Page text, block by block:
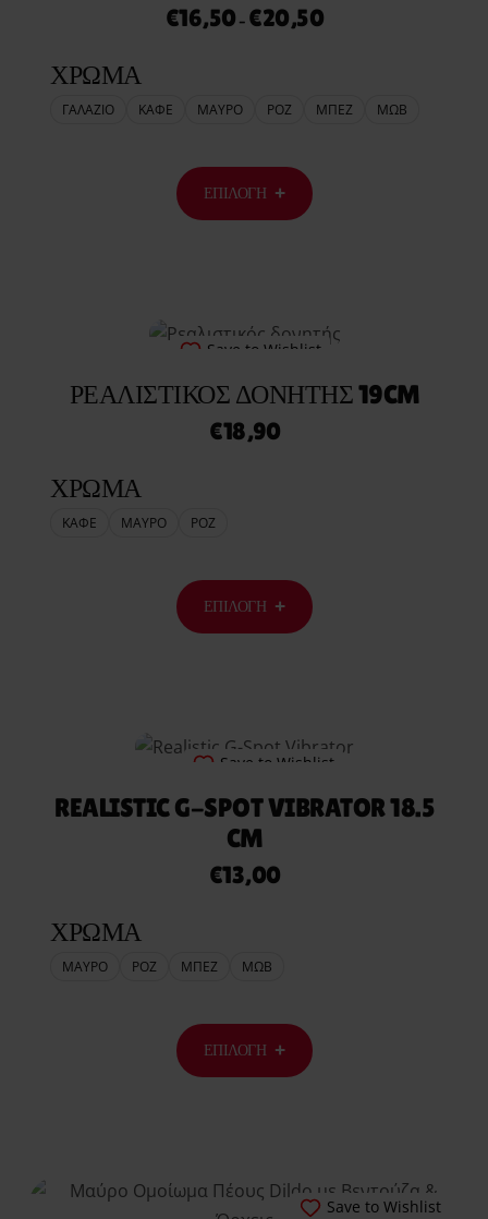
€16,50 – €20,50
ΧΡΩΜΑ
ΓΑΛΑΖΙΟ ΚΑΦΕ ΜΑΥΡΟ ΡΟΖ ΜΠΕΖ ΜΩΒ
ΕΠΙΛΟΓΉ
Save to Wishlist
ΡΕΑΛΙΣΤΙΚΌΣ ΔΟΝΗΤΉΣ 19CM
€18,90
ΧΡΩΜΑ
ΚΑΦΕ ΜΑΥΡΟ ΡΟΖ
ΕΠΙΛΟΓΉ
Save to Wishlist
REALISTIC G-SPOT VIBRATOR 18.5
CM
€13,00
ΧΡΩΜΑ
ΜΑΥΡΟ ΡΟΖ ΜΠΕΖ ΜΩΒ
ΕΠΙΛΟΓΉ
Save to Wishlist